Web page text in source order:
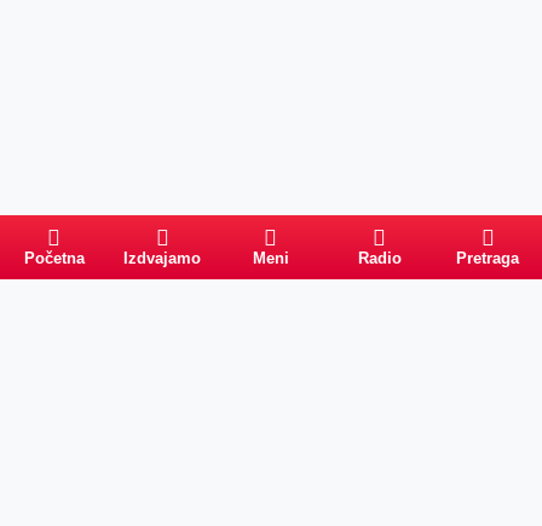
Početna Izdvajamo Meni Radio Pretraga